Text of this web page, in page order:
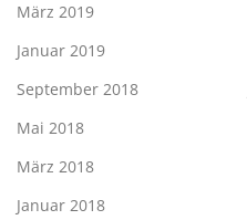
März 2019
Januar 2019
September 2018
Mai 2018
März 2018
Januar 2018